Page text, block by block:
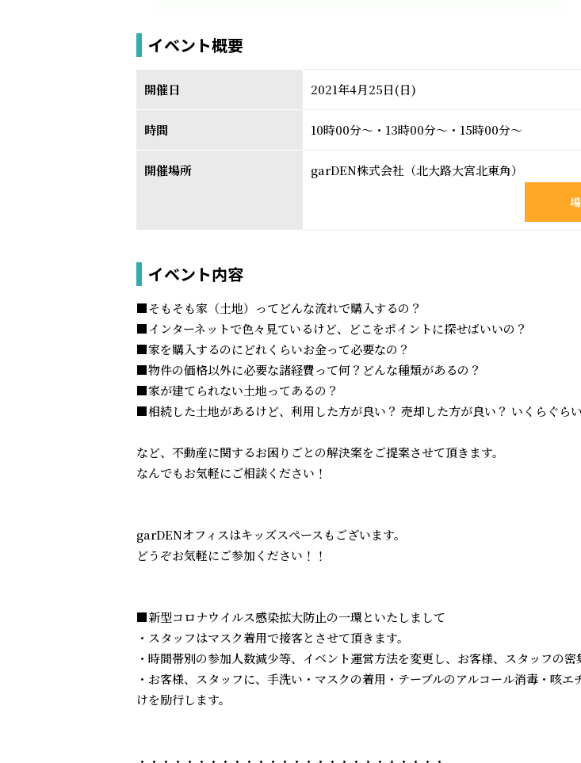
イベント概要
開催日 2021年4月25日(日)
時間 10時00分～・13時00分～・15時00分～
開催場所 garDEN株式会社（北大路大宮北東角）
イベント内容
■そもそも家（土地）ってどんな流れで購入するの？
■インターネットで色々見ているけど、どこをポイントに探せばいいの？
■家を購入するのにどれくらいお金って必要なの？
■物件の価格以外に必要な諸経費って何？どんな種類があるの？
■家が建てられない土地ってあるの？
■相続した土地があるけど、利用した方が良い？ 売却した方が良い？ いくらぐら
など、不動産に関するお困りごとの解決案をご提案させて頂きます。
なんでもお気軽にご相談ください！
garDENオフィスはキッズスペースもございます。
どうぞお気軽にご参加ください！！
■新型コロナウイルス感染拡大防止の一環といたしまして
・スタッフはマスク着用で接客とさせて頂きます。
・時間帯別の参加人数減少等、イベント運営方法を変更し、お客様、スタッフの密
・お客様、スタッフに、手洗い・マスクの着用・テーブルのアルコール消毒・咳エ
けを励行します。